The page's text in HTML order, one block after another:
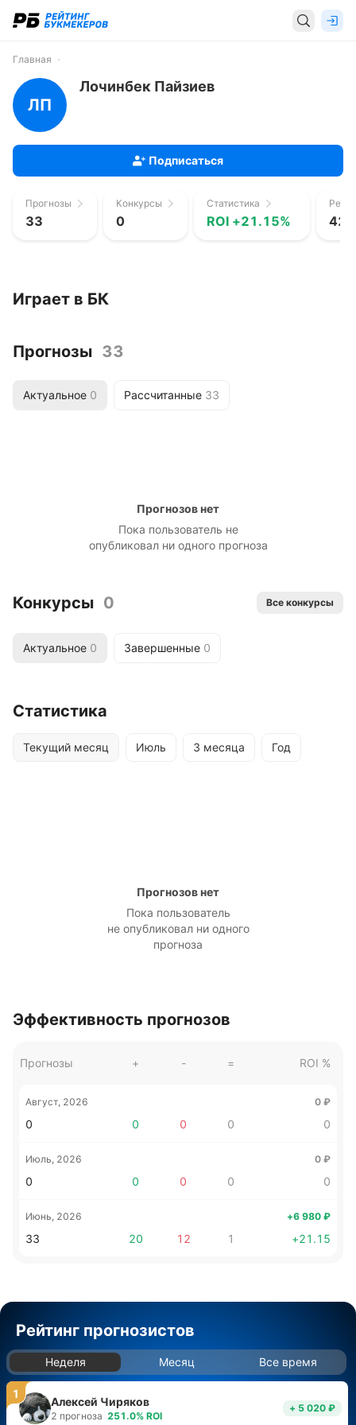
Главная
ЛП
Лочинбек Пайзиев
Подписаться
Прогнозы
33
Конкурсы
0
Статистика
ROI +21.15%
Играет в БК
Прогнозы 33
Актуальное 0 Рассчитанные 33
Прогнозов нет
Пока пользователь не
опубликовал ни одного прогноза
Конкурсы 0 Все конкурсы
Актуальное 0 Завершенные 0
Статистика
Текущий месяц Июль 3 месяца Год
Прогнозов нет
Пока пользователь
не опубликовал ни одного
прогноза
Эффективность прогнозов
Прогнозы + - = ROI %
Август, 2026 0 ₽
0 0 0 0 0
Июль, 2026 0 ₽
0 0 0 0 0
Июнь, 2026 +6 980 ₽
33 20 12 1 +21.15
Рейтинг прогнозистов
Неделя Месяц Все время
1
Алексей Чиряков
2 прогноза 251.0% ROI
+ 5 020 ₽